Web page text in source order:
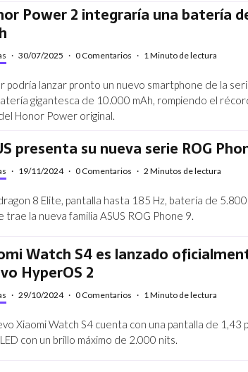
Power 2 integraría una batería
· 30/07/2025 · 0 Comentarios · 1 Minuto de lectura
podría lanzar pronto un nuevo smartphone de la
gigantesca de 10.000 mAh, rompiendo el
Honor Power original.
presenta su nueva serie ROG
· 19/11/2024 · 0 Comentarios · 2 Minutos de lectura
8 Elite, pantalla hasta 185 Hz, batería de 5.800
trae la nueva familia ASUS ROG Phone 9.
Watch S4 es lanzado
HyperOS 2
· 29/10/2024 · 0 Comentarios · 1 Minuto de lectura
Xiaomi Watch S4 cuenta con una pantalla de 1,43
con un brillo máximo de 2.000 nits.